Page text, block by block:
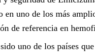
en uno de los más
de referencia en
uno de los países